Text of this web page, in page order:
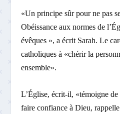
«Un principe sûr pour ne pas
Obéissance aux normes de
évêques », a écrit Sarah. Le
catholiques à «chérir la
ensemble».
L’Église, écrit-il, «témoigne de
faire confiance à Dieu,